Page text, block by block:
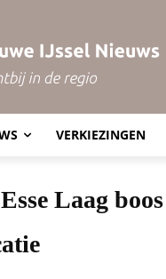
VERKIEZINGEN
Laag